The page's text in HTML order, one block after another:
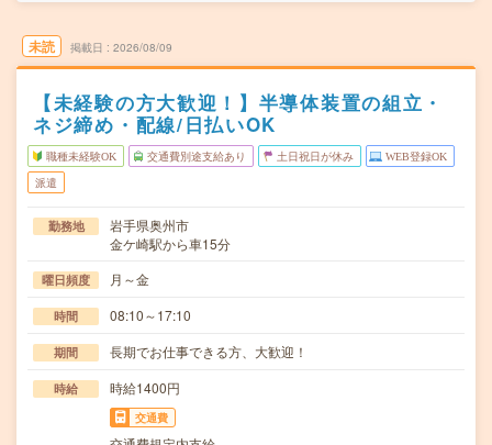
未読 掲載日 2026/08/09
【未経験の方大歓迎！】半導体装置の組立・
ネジ締め・配線/日払いOK
職種未経験OK 交通費別途支給あり 土日祝日が休み WEB登録OK
派遣
勤務地
岩手県奥州市
金ケ崎駅から車15分
曜日頻度 月～金
時間 08:10～17:10
期間 長期でお仕事できる方、大歓迎！
時給 時給1400円
交通費